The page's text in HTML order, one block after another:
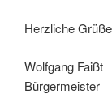
Herzliche Grüße
Wolfgang Faißt
Bürgermeister